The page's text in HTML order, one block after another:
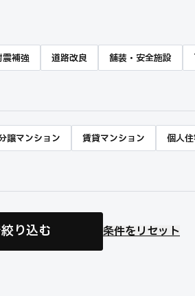
補強 道路改良 舗装・安全施設
譲マンション 賃貸マンション 個人
り込む 条件をリセット